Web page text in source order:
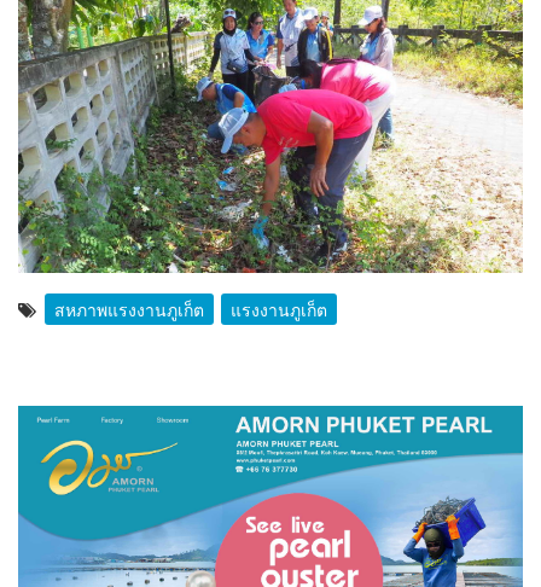
สหภาพแรงงานภูเก็ต แรงงานภูเก็ต